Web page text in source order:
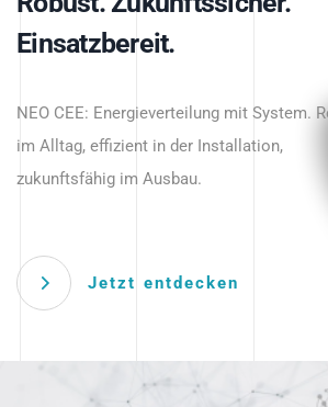
Intelligente
beginnt
Einsatzbereit.
NEO CEE: Energieverteilung mit System.
im Alltag, effizient in der Installation,
zukunftsfähig im Ausbau.
Jetzt entdecken
Intelligenz trifft Energie.
Anwendungen – robust, IP-geschützt und
zukunftsfähig.